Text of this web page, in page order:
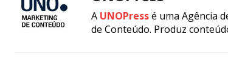
A UNOPressé uma Agência
de Conteúdo. Produz